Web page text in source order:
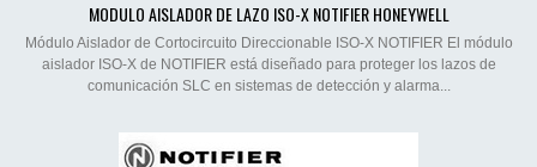
MODULO AISLADOR DE LAZO ISO-X NOTIFIER HONEYWELL
Módulo Aislador de Cortocircuito Direccionable ISO-X NOTIFIER El módulo
aislador ISO-X de NOTIFIER está diseñado para proteger los lazos de
comunicación SLC en sistemas de detección y alarma...